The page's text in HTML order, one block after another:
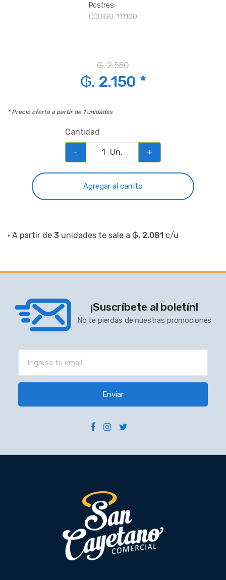
Postres
CÓDIGO: 111100
₲. 2.550
₲. 2.150 *
* Precio oferta a partir de 1 unidades
Cantidad
- Un. +
Agregar al carrito
• A partir de 3 unidades te sale a ₲. 2.081 c/u
¡Suscríbete al boletín!
No te pierdas de nuestras promociones
Enviar